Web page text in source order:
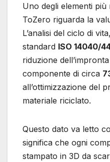
Uno degli elementi
ToZero riguarda la
L’analisi del ciclo di
standard ISO 14040/
riduzione
componente di circa
all’ottimizzazione del
materiale riciclato.
Questo dato va letto
significa che ogni
stampato in 3D da